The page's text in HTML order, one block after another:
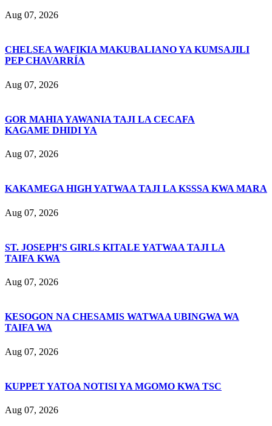
Aug 07, 2026
CHELSEA WAFIKIA MAKUBALIANO YA KUMSAJILI
PEP CHAVARRÍA
Aug 07, 2026
GOR MAHIA YAWANIA TAJI LA CECAFA
KAGAME DHIDI YA
Aug 07, 2026
KAKAMEGA HIGH YATWAA TAJI LA KSSSA KWA MARA
Aug 07, 2026
ST. JOSEPH’S GIRLS KITALE YATWAA TAJI LA
TAIFA KWA
Aug 07, 2026
KESOGON NA CHESAMIS WATWAA UBINGWA WA
TAIFA WA
Aug 07, 2026
KUPPET YATOA NOTISI YA MGOMO KWA TSC
Aug 07, 2026